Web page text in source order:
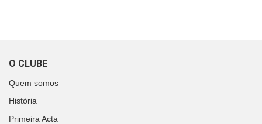
O CLUBE
Quem somos
História
Primeira Acta